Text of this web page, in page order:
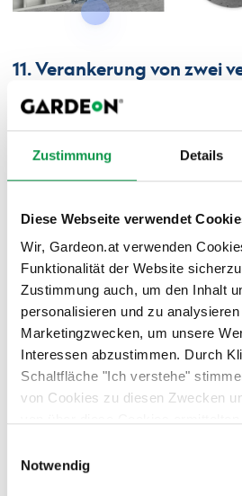
Zustimmung Details
Diese Webseite verwendet
Wir, Gardeon.at verwenden
Funktionalität der Website
Zustimmung auch, um den Inhalt
personalisieren und zu
Marketingzwecken, um unsere
Interessen abzustimmen. Durch
Schaltfläche "Ich verstehe"
von Cookies zu diesen Zwecken
Werbung in sozialen Netzwerken
auf anderen Websites zu. Diese
Notwendig
11. Verankerung von zwei
12. Kontakt der Wand mit